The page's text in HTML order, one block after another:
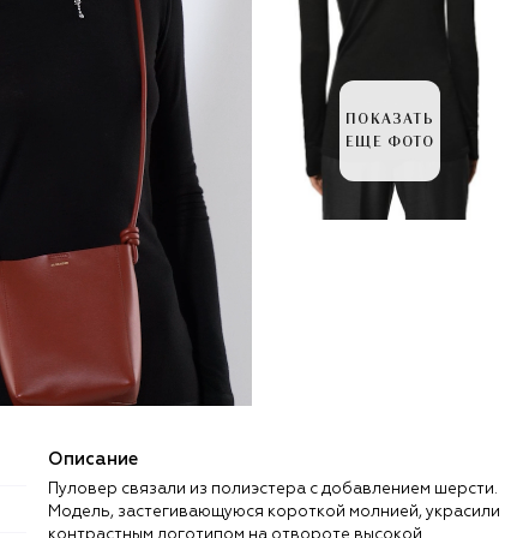
ПОКАЗАТЬ
ЕЩЕ ФОТО
Описание
Пуловер связали из полиэстера с добавлением шерсти.
Модель, застегивающуюся короткой молнией, украсили